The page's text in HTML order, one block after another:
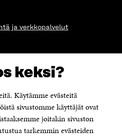
keksi?
Käytämme evästeitä
sivustomme käyttäjät ovat
joitakin sivuston
tarkemmin evästeiden
ja verkkopalvelut